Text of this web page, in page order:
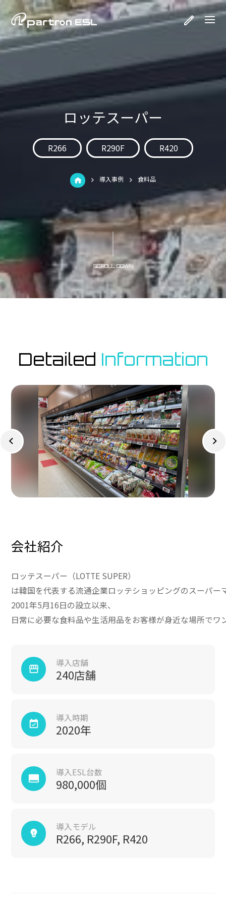
ロッテスーパー
R266 R290F R420
導入事例 食料品
SCROLL DOWN
Detailed Information
会社紹介
ロッテスーパー（LOTTE SUPER）
は韓国を代表する流通企業ロッテショッピングのスーパー
2001年5月16日の設立以来、
日常に必要な食料品や生活用品をお客様が身近な場所で
storefront
導入店舗
240店舗
event_available
導入時期
2020年
call_to_action
導入ESL台数
980,000個
emoji_objects
導入モデル
R266, R290F, R420